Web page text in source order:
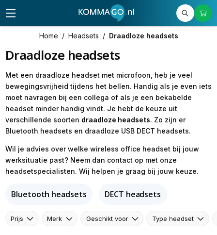
Home / Headsets / Draadloze headsets
Draadloze headsets
Met een draadloze headset met microfoon, heb je veel
bewegingsvrijheid tijdens het bellen. Handig als je even iets
moet navragen bij een collega of als je een bekabelde
headset minder handig vindt. Je hebt de keuze uit
verschillende soorten draadloze headsets. Zo zijn er
Bluetooth headsets en draadloze USB DECT headsets.
Wil je advies over welke wireless office headset bij jouw
werksituatie past? Neem dan contact op met onze
headsetspecialisten. Wij helpen je graag bij jouw keuze.
Bluetooth headsets DECT headsets
Prijs Merk Geschikt voor Type headset